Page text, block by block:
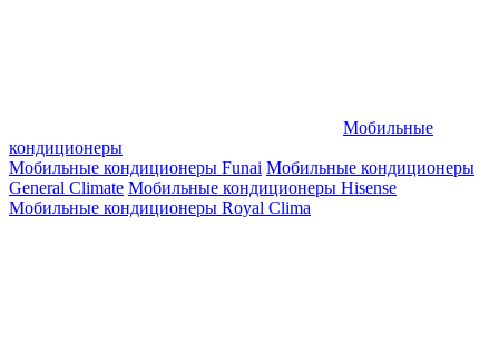
Мобильные
кондиционеры
Мобильные кондиционеры Funai Мобильные кондиционеры
General Climate Мобильные кондиционеры Hisense
Мобильные кондиционеры Royal Clima